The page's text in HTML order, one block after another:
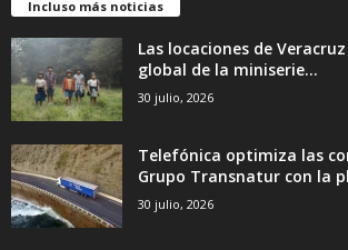
Incluso más noticias
Las locaciones de
global de la miniserie...
30 julio, 2026
Telefónica optimiza las
Grupo Transnatur con la
30 julio, 2026